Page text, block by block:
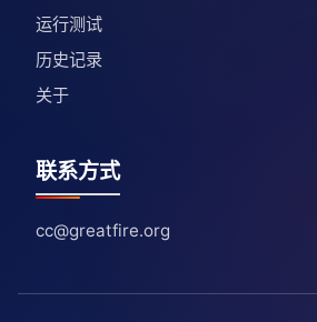
运行测试
历史记录
关于
联系方式
cc@greatfire.org